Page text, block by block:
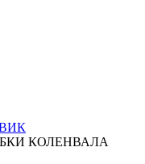
КОЛЕНВАЛА